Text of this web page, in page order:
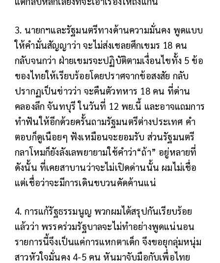
3. นายกฯและรัฐมนตรีทางด้านความมั่นคง พูดแบบ
ให้คำมั่นสัญญาว่า จะไม่ส่งเชลยศึกเขมร 18 คน
กลับจนกว่า ฝ่ายเขมรจะปฏิบัติตามเงื่อนไขทั้ง 5 ข้อ
ของไทยให้เรียบร้อยโดยปราศจากข้อสงสัย กลับ
ปรากฏเป็นข่าวว่า จะคืนตัวทหาร 18 คน ที่ด่าน
คลองลึก จันทบุรี ในวันที่ 12 พย.นี้ และอาจแถมการ
ทำฟันให้อีกด้วยครั้นถามรัฐมนตรีต่างประเทศ คำ
ตอบก็ดูเนือยๆ ฟังเหมือนจะยอมรับ ส่วนรัฐมนตรี
กลาโหมก็ยังลังเลพยายามใช้คำว่า“ถ้า” อยู่หลายที่
ดังนั้น ที่เคยสาบานว่าจะไม่เปิดด่านนั้น ผมไม่เชื่อ
แต่เชื่อว่าจะมีการเดินขบวนคัดค้านแน่
4. การแก้รัฐธรรมนูญ พวกผมได้สรุปกันเรียบร้อย
แล้วว่า พรรคร่วมรัฐบาลจะไม่ทำอย่างพูดแน่นอน
รายการนี้จึงเป็นแค่การแหกตาเด็ก จึงขอยุกลุ่มหนุ่ม
สาวหัวใจมั่นคง 4-5 คน หันมาจับมือกับเพื่อไทย